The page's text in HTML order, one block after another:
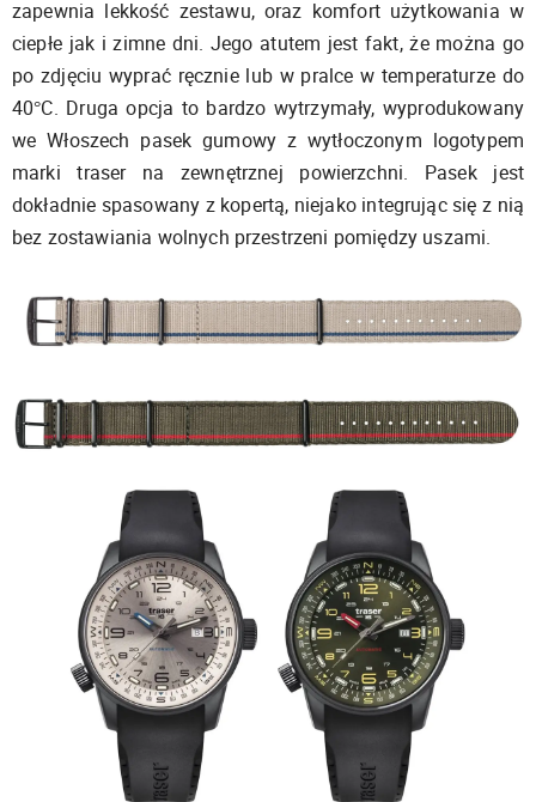
zapewnia lekkość zestawu, oraz komfort użytkowania w
ciepłe jak i zimne dni. Jego atutem jest fakt, że można go
po zdjęciu wyprać ręcznie lub w pralce w temperaturze do
40°C. Druga opcja to bardzo wytrzymały, wyprodukowany
we Włoszech pasek gumowy z wytłoczonym logotypem
marki traser na zewnętrznej powierzchni. Pasek jest
dokładnie spasowany z kopertą, niejako integrując się z nią
bez zostawiania wolnych przestrzeni pomiędzy uszami.